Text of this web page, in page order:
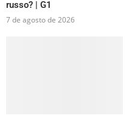
russo? | G1
7 de agosto de 2026